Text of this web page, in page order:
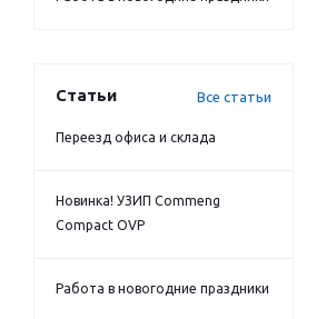
Статьи Все статьи
Переезд офиса и склада
Новинка! УЗИП Commeng
Compact OVP
Работа в новогодние праздники